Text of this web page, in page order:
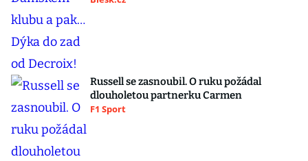
Russell se zasnoubil. O ruku požádal
dlouholetou partnerku Carmen
F1 Sport